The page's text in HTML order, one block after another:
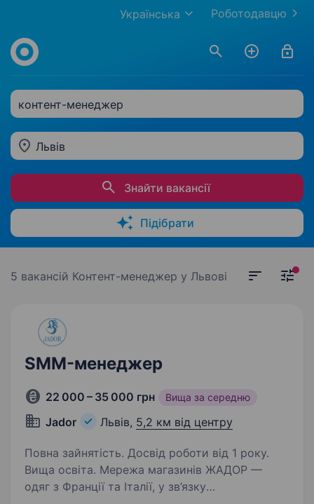
Роботодавцю
Українська
контент-менеджер
Львів
Знайти вакансії
Підібрати
5 вакансій Контент-менеджер у Львові
SMM-менеджер
22 000 – 35 000 грн Вища за середню
Jador Львів, 5,2 км від центру
Повна зайнятість. Досвід роботи від 1 року.
Вища освіта. Мережа магазинів ЖАДОР —
одяг з Франції та Італії, у зв’язку